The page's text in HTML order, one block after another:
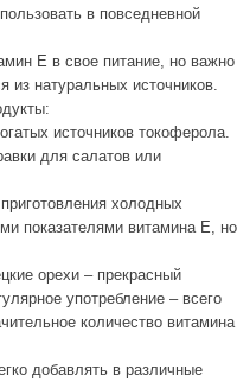
в повседневной
Е в свое питание, но важно
из натуральных источников.
источников токоферола.
для салатов или
холодных
показателями витамина Е, но
орехи – прекрасный
употребление – всего
количество витамина
добавлять в различные